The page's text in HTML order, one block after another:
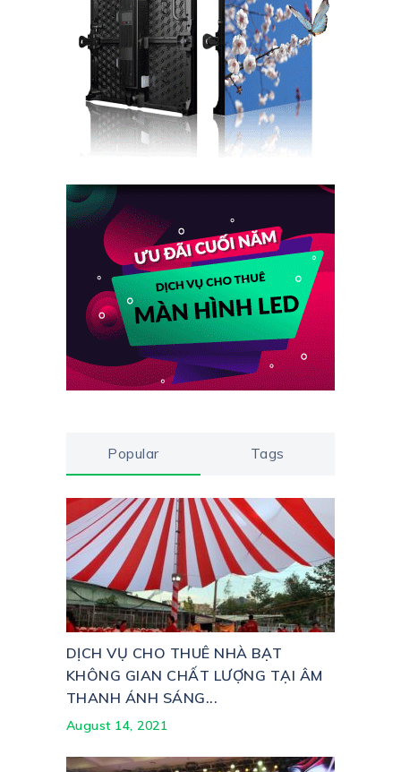
Popular Tags
DỊCH VỤ CHO THUÊ NHÀ BẠT
KHÔNG GIAN CHẤT LƯỢNG TẠI ÂM
THANH ÁNH SÁNG...
August 14, 2021